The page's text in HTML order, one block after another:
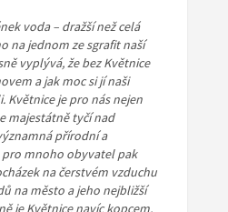
voda – dražší než celá
na jednom ze sgrafit naší
vyplývá, že bez Květnice
a jak moc si jí naši
Květnice je pro nás nejen
majestátně tyčí nad
přírodní a
mnoho obyvatel pak
na čerstvém vzduchu
na město a jeho nejbližší
je Květnice navíc kopcem,